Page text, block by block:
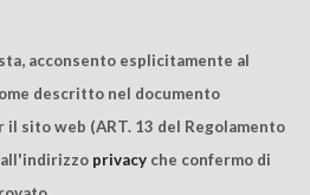
acconsento esplicitamente al
descritto nel documento
sito web (ART. 13 del Regolamento
all'indirizzo privacy che confermo di